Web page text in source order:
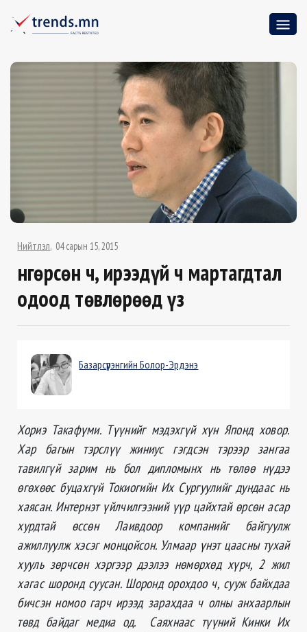
Нийтлэл 04 сарын 15, 2015
Өнгөрсөн ч, ирээдүй ч мартагдтал
одоод төвлөрөөд үз
Базарсүрэнгийн Болор-Эрдэнэ
Хориэ Такафүми. Түүнийг мэдэхгүй хүн Японд ховор.
Хар багын тэрслүү жиниус гэгдсэн тэрээр зангаа
тавилгүй зарим нь бол дипломынх нь төлөө нүдээ
өгөхөөс буцахгүй Токиогийн Их Сургуулийг дундаас нь
хаясан. Интернэт үйлчилгээний үүр цайхтай өрсөн асар
хурдтай өссөн Лаивдоор компанийг байгуулж
ажиллуулж хэсэг монцойсон. Улмаар үнэт цаасны тухай
хууль зөрчсөн хэргээр дээлээ нөмөрхөд хүрч, 2 жил
хагас шоронд суусан. Шоронд орохдоо ч, сууж байхдаа
бичсэн номоо гарч ирээд зарахдаа ч олны анхаарлын
төвд байдаг медиа од. Саяхнаас түүний Кинки Их